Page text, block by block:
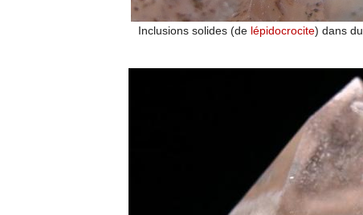
Inclusions solides (de lépidocrocite) dans du